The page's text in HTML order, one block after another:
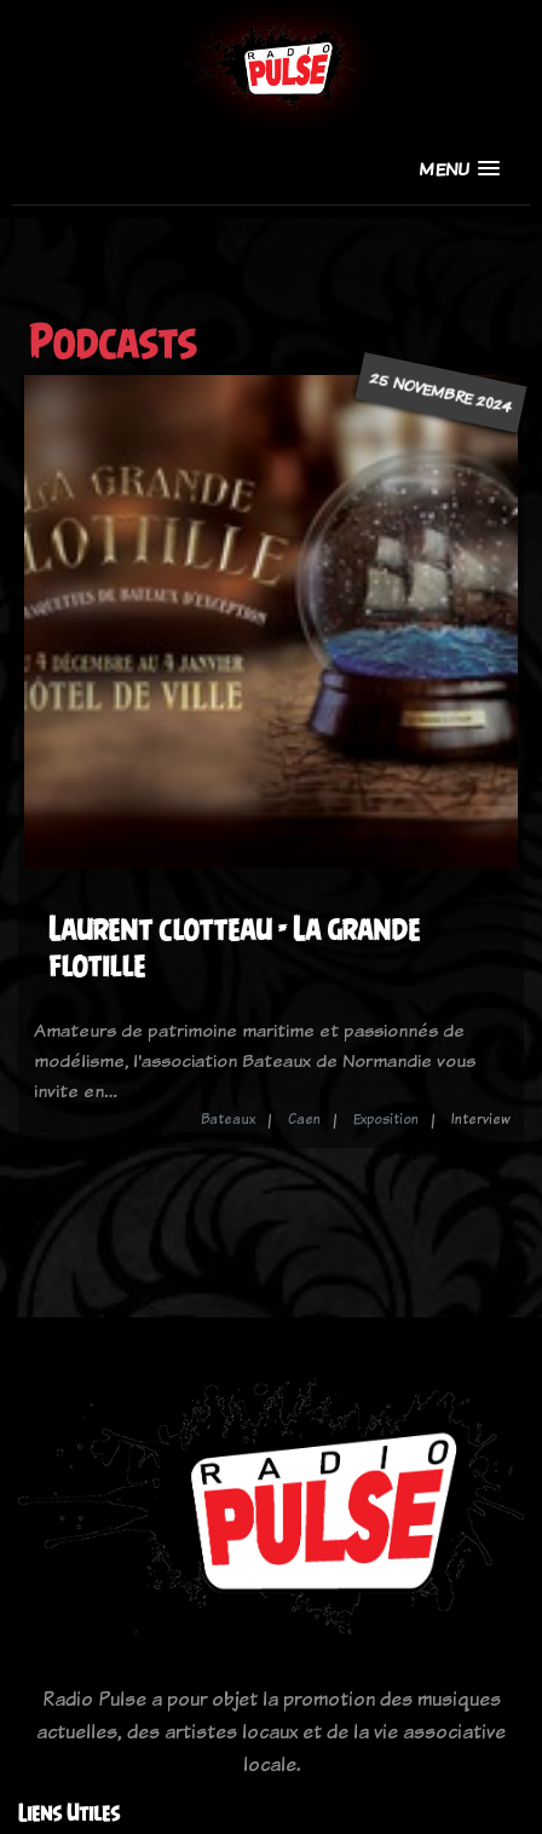
MENU
Podcasts
25 NOVEMBRE 2024
Laurent clotteau - La grande
flotille
Amateurs de patrimoine maritime et passionnés de
modélisme, l'association Bateaux de Normandie vous
invite en…
Bateaux Caen Exposition Interview
Radio Pulse a pour objet la promotion des musiques
actuelles, des artistes locaux et de la vie associative
locale.
Liens Utiles